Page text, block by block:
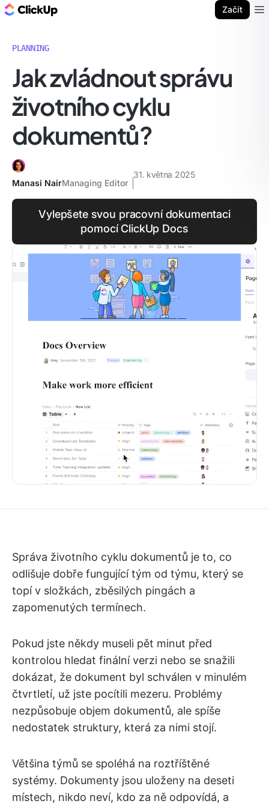
Začít
PLANNING
Jak zvládnout správu
životního cyklu
dokumentů?
Manasi NairManaging Editor
31. května 2025
Vylepšete svou pracovní dokumentaci
pomocí ClickUp Docs
Správa životního cyklu dokumentů je to, co
odlišuje dobře fungující tým od týmu, který se
topí v složkách, zběsilých pingách a
zapomenutých termínech.
Pokud jste někdy museli pět minut před
kontrolou hledat finální verzi nebo se snažili
dokázat, že dokument byl schválen v minulém
čtvrtletí, už jste pocítili mezeru. Problémy
nezpůsobuje objem dokumentů, ale spíše
nedostatek struktury, která za nimi stojí.
Většina týmů se spoléhá na roztříštěné
systémy. Dokumenty jsou uloženy na deseti
místech, nikdo neví, kdo za ně odpovídá, a